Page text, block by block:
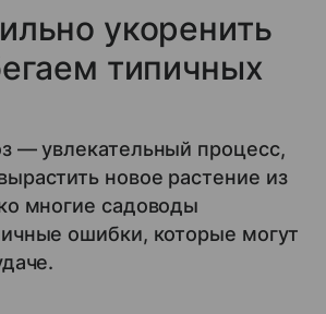
укоренить
типичных
— увлекательный процесс,
новое растение из
многие садоводы
ошибки, которые могут